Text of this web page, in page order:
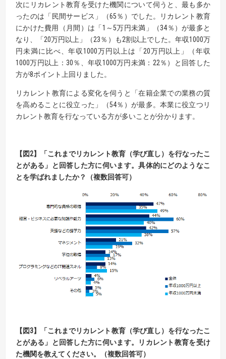
次にリカレント教育を受けた機関について伺うと、最も多か
ったのは「民間サービス」（65％）でした。リカレント教育
にかけた費用（月間）は「1～5万円未満」（34％）が最多と
なり、「20万円以上」（23％）も2割以上でした。年収1000万
円未満に比べ、年収1000万円以上は「20万円以上」（年収
1000万円以上：30％、年収1000万円未満：22％）と回答した
方が8ポイント上回りました。
リカレント教育による変化を伺うと「在籍企業での業務の質
を高めることに役立った」（54％）が最多。本業に役立つリ
カレント教育を行なっている方が多いことが分かります。
【 図2】
「これまでリカレント教育（学び直し）を行なったこ
とがある」と回答した方に伺います。具体的にどのようなこ
とを学ばれましたか？（複数回答可）
【図3】
「これまでリカレント教育（学び直し）を行なったこ
とがある」と回答した方に伺います。
リカレント教育を受け
た機関を教えてください。（複数回答可）